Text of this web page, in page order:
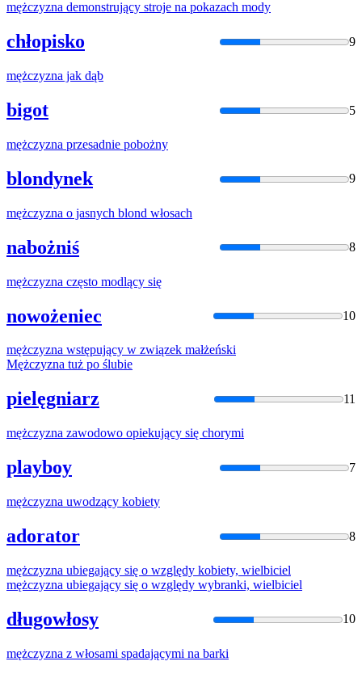
mężczyzna demonstrujący stroje na pokazach mody
chłopisko 9
mężczyzna jak dąb
bigot 5
mężczyzna przesadnie pobożny
blondynek 9
mężczyzna o jasnych blond włosach
nabożniś 8
mężczyzna często modlący się
nowożeniec 10
mężczyzna wstępujący w związek małżeński
Mężczyzna tuż po ślubie
pielęgniarz 11
mężczyzna zawodowo opiekujący się chorymi
playboy 7
mężczyzna uwodzący kobiety
adorator 8
mężczyzna ubiegający się o względy kobiety, wielbiciel
mężczyzna ubiegający się o względy wybranki, wielbiciel
długowłosy 10
mężczyzna z włosami spadającymi na barki